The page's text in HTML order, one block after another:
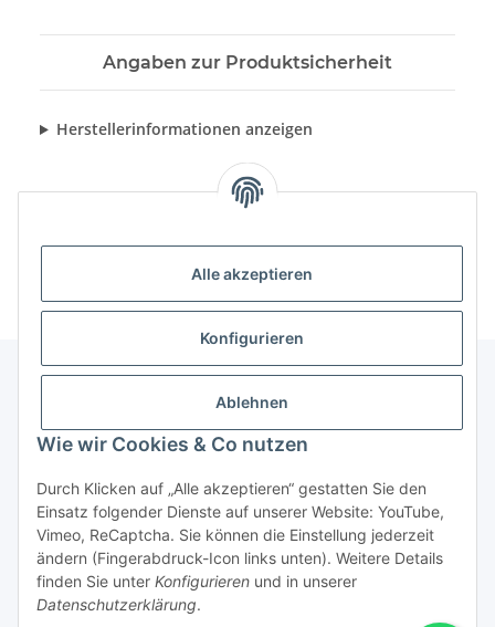
Alle akzeptieren
Konfigurieren
Ablehnen
Wie wir Cookies & Co nutzen
Durch Klicken auf „Alle akzeptieren“ gestatten Sie den
Einsatz folgender Dienste auf unserer Website: YouTube,
Vimeo, ReCaptcha. Sie können die Einstellung jederzeit
ändern (Fingerabdruck-Icon links unten). Weitere Details
finden Sie unter Konfigurieren und in unserer
Datenschutzerklärung.
Angaben zur Produktsicherheit
Herstellerinformationen anzeigen
Gesetzliche Informationen
Vertrag widerrufen
* Alle Preise inkl. gesetzlicher USt., zzgl.